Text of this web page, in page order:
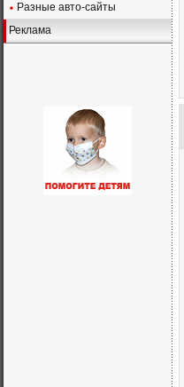
Разные авто-сайты
Реклама